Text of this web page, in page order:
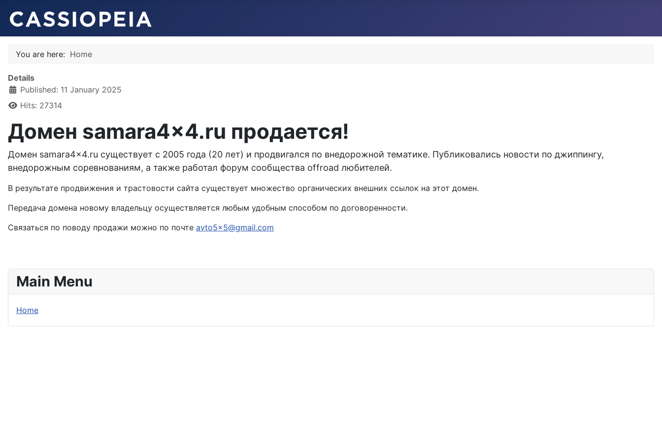
You are here: Home
Details
Published: 11 January 2025
Hits: 27314
Домен samara4x4.ru продается!
Домен samara4x4.ru существует с 2005 года (20 лет) и продвигался по внедорожной тематике. Публиковались новости по джиппингу,
внедорожным соревнованиям, а также работал форум сообщества offroad любителей.
В результате продвижения и трастовости сайта существует множество органических внешних ссылок на этот домен.
Передача домена новому владельцу осуществляется любым удобным способом по договоренности.
Связаться по поводу продажи можно по почте avto5x5@gmail.com
Main Menu
Home